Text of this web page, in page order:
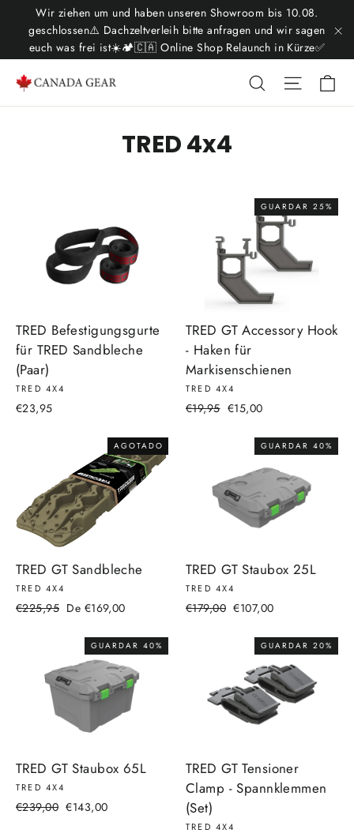
directamente
contenido
Wir ziehen um und haben unseren Showroom bis 10.08.
geschlossen⚠️ Dachzeltverleih bitte anfragen und wir sagen
euch was frei ist☀️🏕️🇨🇦 Online Shop Relaunch in Kürze✅
Buscar
TRED 4x4
TRED Befestigungsgurte
für TRED Sandbleche
(Paar)
TRED 4X4
€23,95
GUARDAR 25%
TRED GT Accessory Hook
- Haken für
Markisenschienen
TRED 4X4
Precio
€19,95 Precio
oferta
€15,00
AGOTADO
TRED GT Sandbleche
TRED 4X4
Precio
€225,95 Precio
oferta
De €169,00
GUARDAR 40%
TRED GT Staubox 25L
TRED 4X4
Precio
€179,00 Precio
oferta
€107,00
GUARDAR 40%
TRED GT Staubox 65L
TRED 4X4
Precio
€239,00 Precio
€143,00
GUARDAR 20%
TRED GT Tensioner
Clamp - Spannklemmen
(Set)
TRED 4X4